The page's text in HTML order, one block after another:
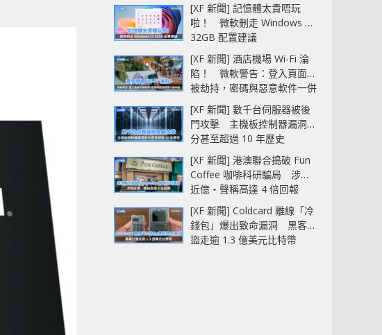
[XF 新聞] 記憶體太貴唔玩
啦！ 微軟刪走 Windows 11
32GB 配置建議
[XF 新聞] 酒店機場 Wi-Fi 淪
陷！ 微軟警告：登入頁面可
被劫持，密碼與惡意軟件一併
中招
[XF 新聞] 數千台伺服器被後
門攻擊 主機板控制器漏洞部
分甚至超過 10 年歷史
[XF 新聞] 港澳聯合搗破 Fun
Coffee 咖啡科研騙局 涉款
近億‧聲稱高達 4 倍回報
[XF 新聞] Coldcard 離線「冷
錢包」爆出致命漏洞 黑客已
盜走逾 1.3 億美元比特幣